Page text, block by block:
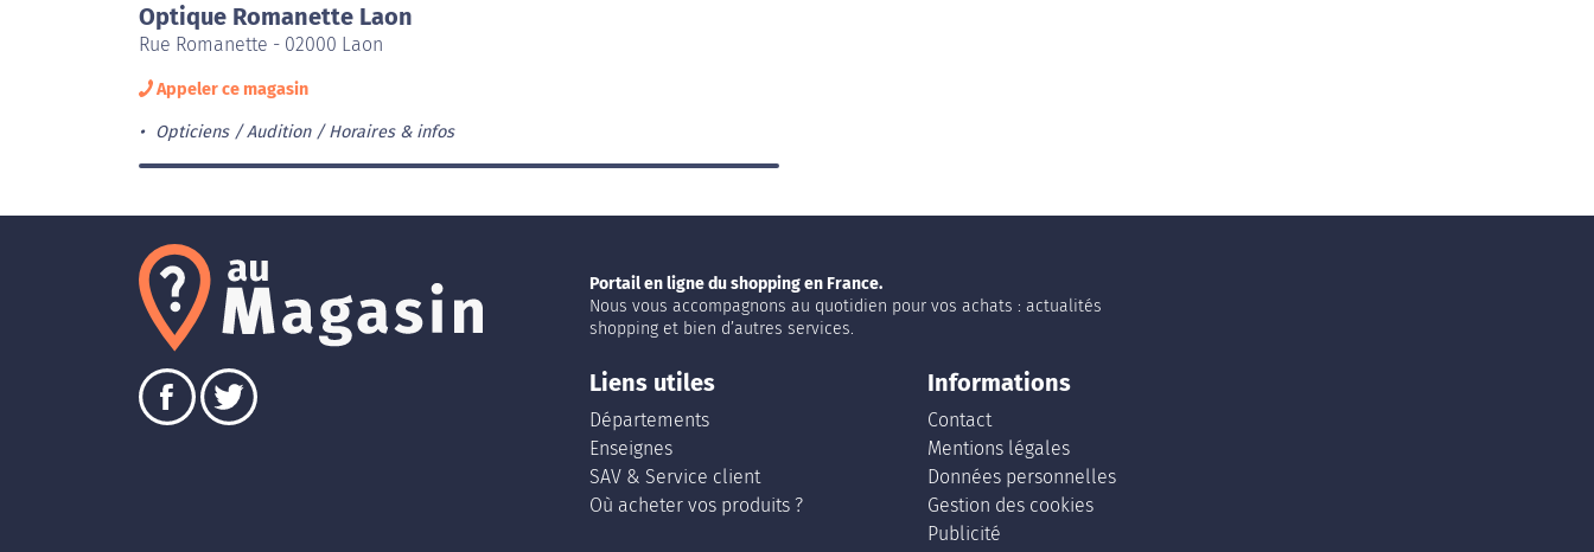
Optique Romanette Laon
Rue Romanette - 02000 Laon
Appeler ce magasin
Opticiens / Audition Horaires & infos
Portail en ligne du shopping en France.
Nous vous accompagnons au quotidien pour vos achats : actualités
shopping et bien d’autres services.
Liens utiles
Départements
Enseignes
SAV & Service client
Où acheter vos produits ?
Informations
Contact
Mentions légales
Données personnelles
Gestion des cookies
Publicité